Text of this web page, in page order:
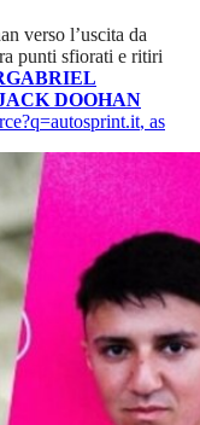
verso l’uscita da
punti sfiorati e ritiri
GABRIEL
DOOHAN
, as